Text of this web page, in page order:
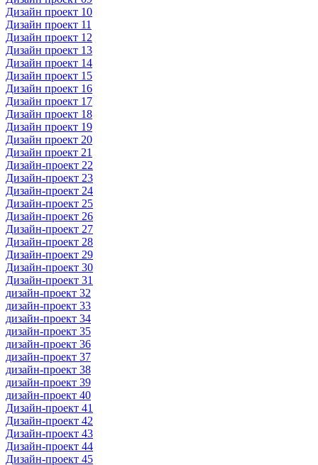
Дизайн проект 10
Дизайн проект 11
Дизайн проект 12
Дизайн проект 13
Дизайн проект 14
Дизайн проект 15
Дизайн проект 16
Дизайн проект 17
Дизайн проект 18
Дизайн проект 19
Дизайн проект 20
Дизайн проект 21
Дизайн-проект 22
Дизайн-проект 23
Дизайн-проект 24
Дизайн-проект 25
Дизайн-проект 26
Дизайн-проект 27
Дизайн-проект 28
Дизайн-проект 29
Дизайн-проект 30
Дизайн-проект 31
дизайн-проект 32
дизайн-проект 33
дизайн-проект 34
дизайн-проект 35
дизайн-проект 36
дизайн-проект 37
дизайн-проект 38
дизайн-проект 39
дизайн-проект 40
Дизайн-проект 41
Дизайн-проект 42
Дизайн-проект 43
Дизайн-проект 44
Дизайн-проект 45